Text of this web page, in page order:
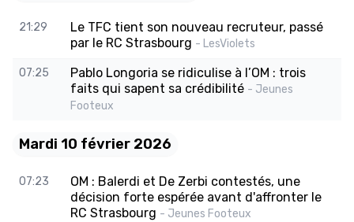
21:29
Le TFC tient son nouveau recruteur, passé
par le RC Strasbourg - LesViolets
07:25
Pablo Longoria se ridiculise à l’OM : trois
faits qui sapent sa crédibilité - Jeunes
Footeux
Mardi 10 février 2026
07:23
OM : Balerdi et De Zerbi contestés, une
décision forte espérée avant d'affronter le
RC Strasbourg - Jeunes Footeux